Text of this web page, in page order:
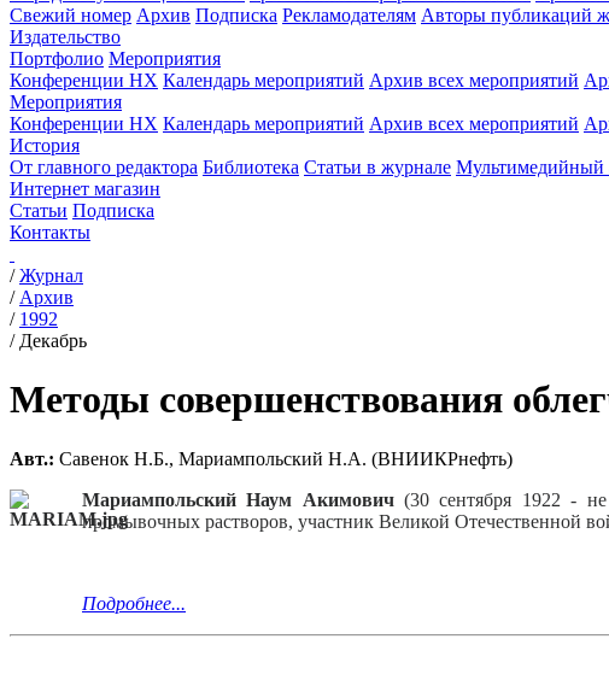
Свежий номер Архив Подписка Рекламодателям Авторы публикаций
Издательство
Портфолио Мероприятия
Конференции НХ Календарь мероприятий Архив всех мероприятий
Мероприятия
Конференции НХ Календарь мероприятий Архив всех мероприятий
История
От главного редактора Библиотека Статьи в журнале Мультимедийный
Интернет магазин
Статьи Подписка
Контакты
/Журнал
/ Архив
/ 1992
/ Декабрь
Методы совершенствования
Авт.: Савенок Н.Б., Мариампольский Н.А. (ВНИИКРнефть)
Мариампольский Наум Акимович(30 сентября 1922 - не
промывочных растворов, участник Великой Отечественной
Подробнее...